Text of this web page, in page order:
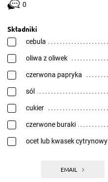
0
Składniki
cebula
oliwa z oliwek
czerwona papryka
sól
cukier
czerwone buraki
ocet lub kwasek cytrynowy
EMAIL